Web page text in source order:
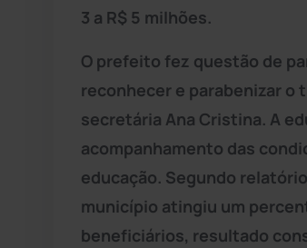
3 a R$ 5 milhões.
O prefeito fez questão de
reconhecer e parabenizar o
secretária Ana Cristina. A
acompanhamento das
educação. Segundo
município atingiu um
beneficiários, resultado